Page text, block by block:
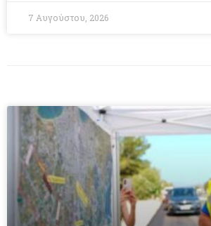
7 Αυγούστου, 2026